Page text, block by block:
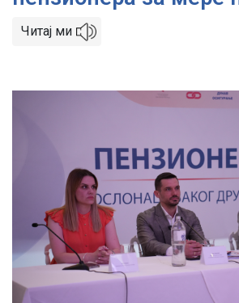
Читај ми